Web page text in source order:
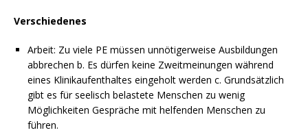
Verschiedenes
Arbeit: Zu viele PE müssen unnötigerweise Ausbildungen
abbrechen b. Es dürfen keine Zweitmeinungen während
eines Klinikaufenthaltes eingeholt werden c. Grundsätzlich
gibt es für seelisch belastete Menschen zu wenig
Möglichkeiten Gespräche mit helfenden Menschen zu
führen.